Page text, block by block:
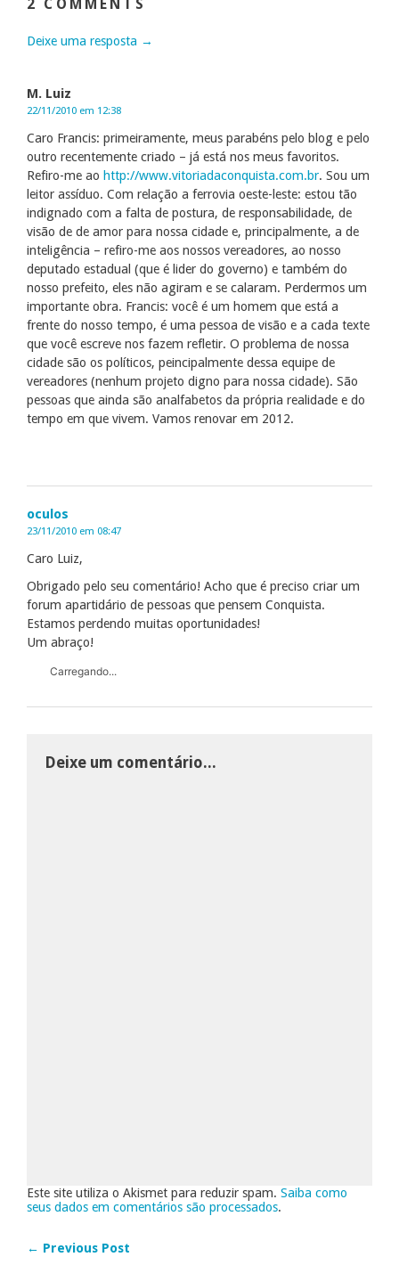
2 COMMENTS
Deixe uma resposta →
M. Luiz
22/11/2010 em 12:38
Caro Francis: primeiramente, meus parabéns pelo blog e pelo
outro recentemente criado – já está nos meus favoritos.
Refiro-me ao http://www.vitoriadaconquista.com.br. Sou um
leitor assíduo. Com relação a ferrovia oeste-leste: estou tão
indignado com a falta de postura, de responsabilidade, de
visão de de amor para nossa cidade e, principalmente, a de
inteligência – refiro-me aos nossos vereadores, ao nosso
deputado estadual (que é lider do governo) e também do
nosso prefeito, eles não agiram e se calaram. Perdermos um
importante obra. Francis: você é um homem que está a
frente do nosso tempo, é uma pessoa de visão e a cada texte
que você escreve nos fazem refletir. O problema de nossa
cidade são os políticos, peincipalmente dessa equipe de
vereadores (nenhum projeto digno para nossa cidade). São
pessoas que ainda são analfabetos da própria realidade e do
tempo em que vivem. Vamos renovar em 2012.
oculos
23/11/2010 em 08:47
Caro Luiz,
Obrigado pelo seu comentário! Acho que é preciso criar um
forum apartidário de pessoas que pensem Conquista.
Estamos perdendo muitas oportunidades!
Um abraço!
Carregando...
Deixe um comentário...
Este site utiliza o Akismet para reduzir spam. Saiba como
seus dados em comentários são processados.
← Previous Post